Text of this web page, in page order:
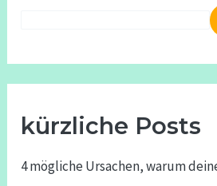
kürzliche Posts
4 mögliche Ursachen, warum